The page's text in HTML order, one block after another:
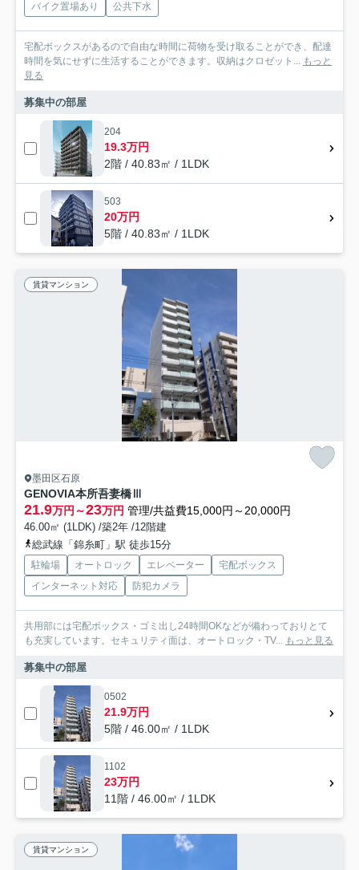
バイク置場あり
公共下水
宅配ボックスがあるので自由な時間に荷物を受け取ることができ、配達
時間を気にせずに生活することができます。収納はクロゼット... もっと
見る
募集中の部屋
204
19.3万円
2階 / 40.83㎡ / 1LDK
503
20万円
5階 / 40.83㎡ / 1LDK
賃貸マンション
墨田区石原
GENOVIA本所吾妻橋Ⅲ
21.9万円～23万円 管理/共益費15,000円～20,000円
46.00㎡ (1LDK) /築2年 /12階建
総武線「錦糸町」駅 徒歩15分
駐輪場 オートロック エレベーター
宅配ボックス
インターネット対応
防犯カメラ
共用部には宅配ボックス・ゴミ出し24時間OKなどが備わっておりとて
も充実しています。セキュリティ面は、オートロック・TV... もっと見る
募集中の部屋
0502
21.9万円
5階 / 46.00㎡ / 1LDK
1102
23万円
11階 / 46.00㎡ / 1LDK
賃貸マンション